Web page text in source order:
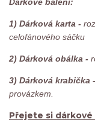
Dárkové balení:
1) Dárková karta -
celofánového sáčku
2) Dárková obálka -
3) Dárková krabička -
provázkem.
Přejete si